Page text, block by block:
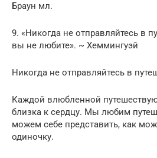
Браун мл.
9. «Никогда не отправляйтесь в
вы не любите». ~ Хеммингуэй
Никогда не отправляйтесь в
Каждой влюбленной
близка к сердцу. Мы любим
можем себе представить, как
одиночку.